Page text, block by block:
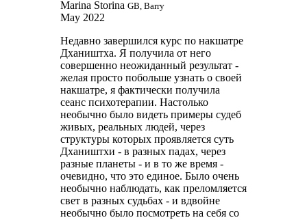
Marina Storina GB, Barry
May 2022
Недавно завершился курс по накшатре
Дхаништха. Я получила от него
совершенно неожиданный результат -
желая просто побольше узнать о своей
накшатре, я фактически получила
сеанс психотерапии. Настолько
необычно было видеть примеры судеб
живых, реальных людей, через
структуры которых проявляется суть
Дхаништхи - в разных падах, через
разные планеты - и в то же время -
очевидно, что это единое. Было очень
необычно наблюдать, как преломляется
свет в разных судьбах - и вдвойне
необычно было посмотреть на себя со